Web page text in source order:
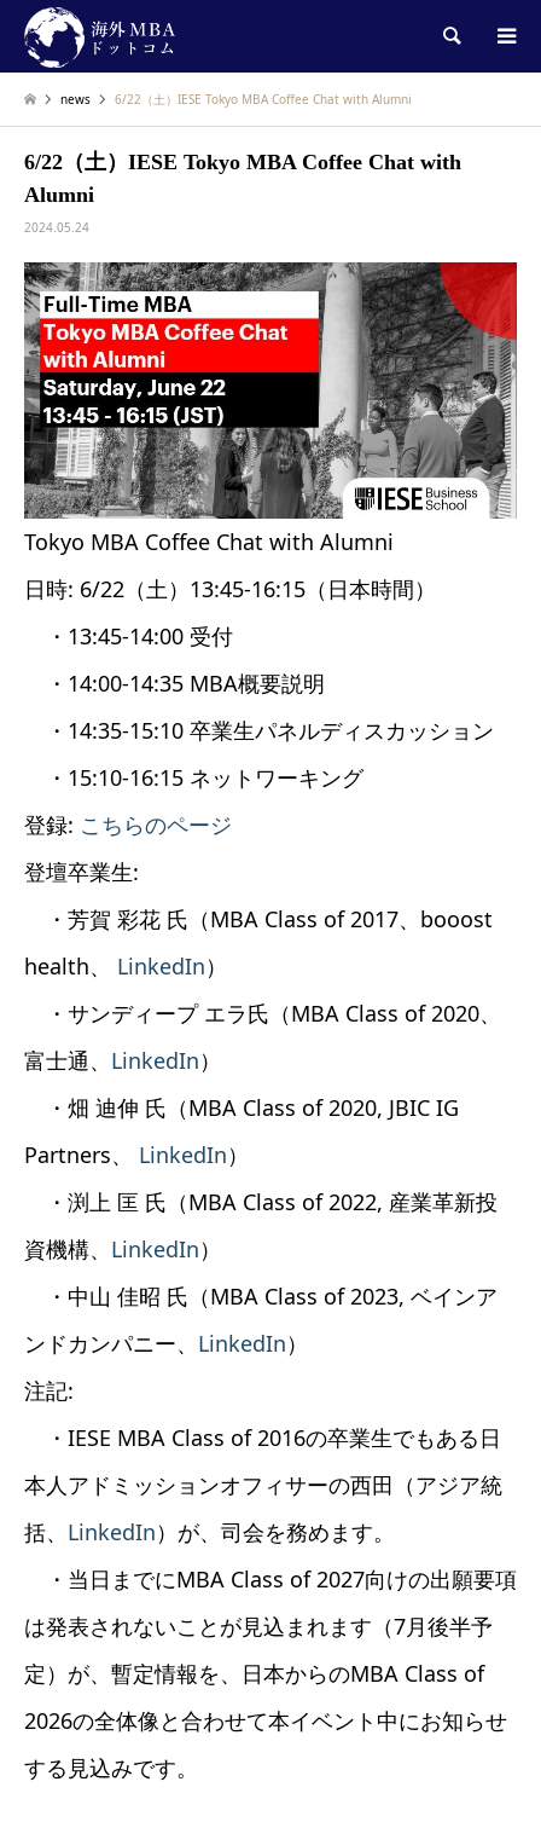
検索
news 6/22（土）IESE Tokyo MBA Coffee Chat with Alumni
6/22（土）IESE Tokyo MBA Coffee Chat with
Alumni
2024.05.24
Tokyo MBA Coffee Chat with Alumni
日時: 6/22（土）13:45-16:15（日本時間）
・13:45-14:00 受付
・14:00-14:35 MBA概要説明
・14:35-15:10 卒業生パネルディスカッション
・15:10-16:15 ネットワーキング
登録: こちらのページ
登壇卒業生:
・芳賀 彩花 氏（MBA Class of 2017、booost
health、 LinkedIn）
・サンディープ エラ氏（MBA Class of 2020、
富士通、 LinkedIn）
・畑 迪伸 氏（MBA Class of 2020, JBIC IG
Partners、 LinkedIn）
・渕上 匡 氏（MBA Class of 2022, 産業革新投
資機構、 LinkedIn）
・中山 佳昭 氏（MBA Class of 2023, ベインア
ンドカンパニー、 LinkedIn）
注記:
・IESE MBA Class of 2016の卒業生でもある日
本人アドミッションオフィサーの西田（アジア統
括、 LinkedIn）が、司会を務めます。
・当日までにMBA Class of 2027向けの出願要項
は発表されないことが見込まれます（7月後半予
定）が、暫定情報を、日本からのMBA Class of
2026の全体像と合わせて本イベント中にお知らせ
する見込みです。